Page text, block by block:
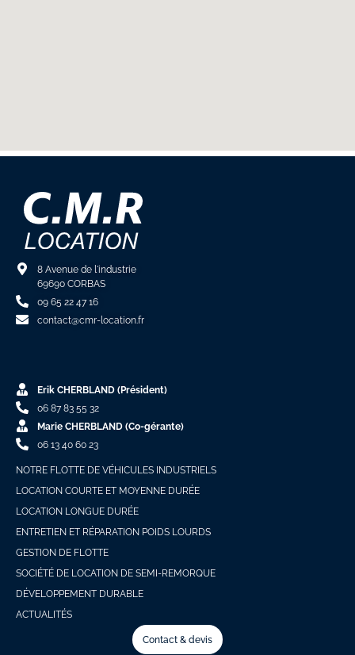
8 Avenue de l'industrie
69690 CORBAS
09 65 22 47 16
contact@cmr-location.fr
Erik CHERBLAND (Président)
06 87 83 55 32
Marie CHERBLAND (Co-gérante)
06 13 40 60 23
NOTRE FLOTTE DE VÉHICULES INDUSTRIELS
LOCATION COURTE ET MOYENNE DURÉE
LOCATION LONGUE DURÉE
ENTRETIEN ET RÉPARATION POIDS LOURDS
GESTION DE FLOTTE
SOCIÉTÉ DE LOCATION DE SEMI-REMORQUE
DÉVELOPPEMENT DURABLE
ACTUALITÉS
Contact & devis